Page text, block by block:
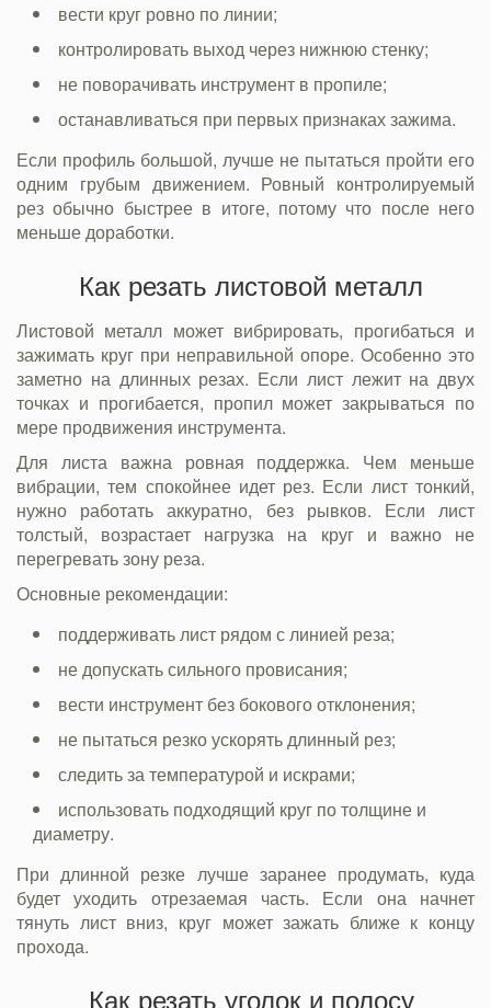
вести круг ровно по линии;
контролировать выход через нижнюю стенку;
не поворачивать инструмент в пропиле;
останавливаться при первых признаках зажима.
Если профиль большой, лучше не пытаться пройти его
одним грубым движением. Ровный контролируемый
рез обычно быстрее в итоге, потому что после него
меньше доработки.
Как резать листовой металл
Листовой металл может вибрировать, прогибаться и
зажимать круг при неправильной опоре. Особенно это
заметно на длинных резах. Если лист лежит на двух
точках и прогибается, пропил может закрываться по
мере продвижения инструмента.
Для листа важна ровная поддержка. Чем меньше
вибрации, тем спокойнее идет рез. Если лист тонкий,
нужно работать аккуратно, без рывков. Если лист
толстый, возрастает нагрузка на круг и важно не
перегревать зону реза.
Основные рекомендации:
поддерживать лист рядом с линией реза;
не допускать сильного провисания;
вести инструмент без бокового отклонения;
не пытаться резко ускорять длинный рез;
следить за температурой и искрами;
использовать подходящий круг по толщине и
диаметру.
При длинной резке лучше заранее продумать, куда
будет уходить отрезаемая часть. Если она начнет
тянуть лист вниз, круг может зажать ближе к концу
прохода.
Как резать уголок и полосу